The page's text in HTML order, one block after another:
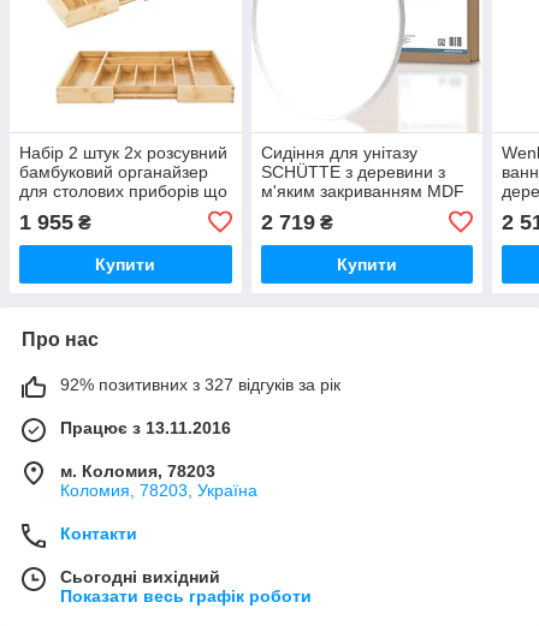
Набір 2 штук 2x розсувний
бамбуковий органайзер
для столових приборів що
вкладається до шухляди
регульований
1 955 ₴
Купити
Сидіння для унітазу
SCHÜTTE з деревини з
м'яким закриванням MDF
навантаження до 175 кг
2 719₴
Купити
2
Про нас
92% позитивних з 327 відгуків за рік
Працює з 13.11.2016
м. Коломия, 78203
Коломия, 78203, Україна
Контакти
Сьогодні вихідний
Показати весь графік роботи